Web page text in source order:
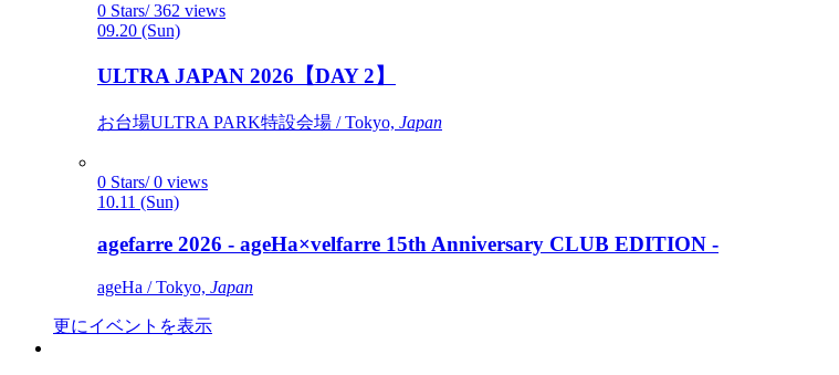
0 Stars/ 362 views
09.20 (Sun)
ULTRA JAPAN 2026【DAY 2】
お台場ULTRA PARK特設会場 / Tokyo, Japan
0 Stars/ 0 views
10.11 (Sun)
agefarre 2026 - ageHa×velfarre 15th Anniversary CLUB EDITION -
ageHa / Tokyo, Japan
更にイベントを表示